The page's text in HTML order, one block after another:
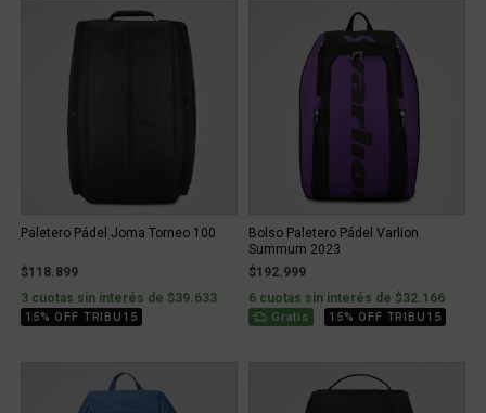
Paletero Pádel Joma Torneo 100
$118.899
3 cuotas sin interés de $39.633
15% OFF TRIBU15
Bolso Paletero Pádel Varlion
Summum 2023
$192.999
6 cuotas sin interés de $32.166
Gratis 15% OFF TRIBU15